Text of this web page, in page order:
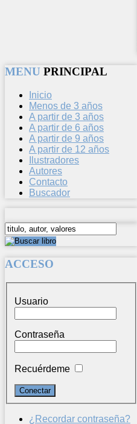
MENU PRINCIPAL
Inicio
Menos de 3 años
A partir de 3 años
A partir de 6 años
A partir de 9 años
A partir de 12 años
Ilustradores
Autores
Contacto
Buscador
ACCESO
Usuario
Contraseña
Recuérdeme
¿Recordar contraseña?